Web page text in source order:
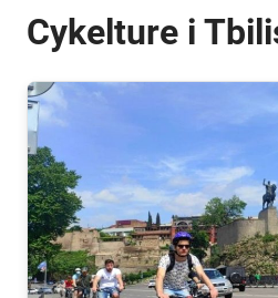
Cykelture i